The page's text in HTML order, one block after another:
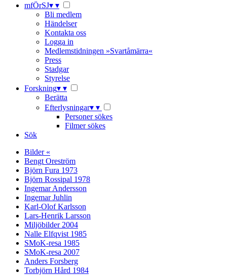
mfÖrSJ▾ ▾
Bli medlem
Händelser
Kontakta oss
Logga in
Medlemstidningen »Svartåmärra«
Press
Stadgar
Styrelse
Forskning▾ ▾
Berätta
Efterlysningar▾ ▾
Personer sökes
Filmer sökes
Sök
Bilder «
Bengt Oreström
Björn Fura 1973
Björn Rossipal 1978
Ingemar Andersson
Ingemar Juhlin
Karl-Olof Karlsson
Lars-Henrik Larsson
Miljöbilder 2004
Nalle Elfqvist 1985
SMoK-resa 1985
SMoK-resa 2007
Anders Forsberg
Torbjörn Hård 1984